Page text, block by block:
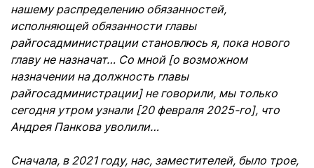
нашему распределению обязанностей,
исполняющей обязанности главы
райгосадминистрации становлюсь я, пока нового
главу не назначат… Со мной [о возможном
назначении на должность главы
райгосадминистрации] не говорили, мы только
сегодня утром узнали [20 февраля 2025-го], что
Андрея Панкова уволили…
Сначала, в 2021 году, нас, заместителей, было трое,